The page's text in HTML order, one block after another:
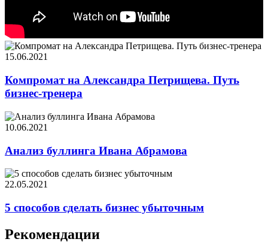
15.06.2021
Компромат на Александра Петрищева. Путь
бизнес-тренера
10.06.2021
Анализ буллинга Ивана Абрамова
22.05.2021
5 способов сделать бизнес убыточным
Рекомендации